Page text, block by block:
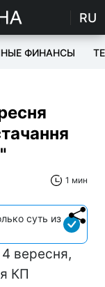
RU
ФИНАНСЫ
1 мин
суть из
вересня,
КП